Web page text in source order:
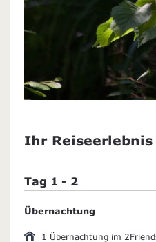
Ihr
Tag 1 - 2
Übernachtung
1 Übernachtung im